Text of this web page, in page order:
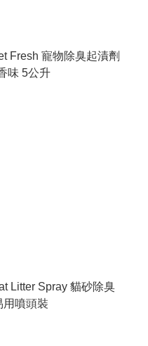
Fresh 寵物除臭起漬劑
味 5公升
Litter Spray 貓砂除臭
用噴頭裝